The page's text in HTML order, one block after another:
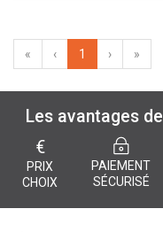
« ‹ 1 › »
Les avantages de
€
PRIX
CHOIX
PAIEMENT
SÉCURISÉ